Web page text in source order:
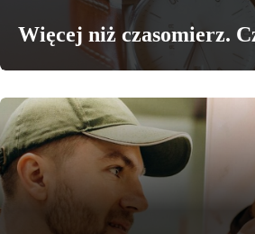
Więcej niż czasomierz.